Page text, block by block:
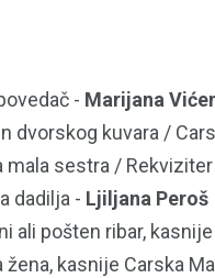
- Marijana
dvorskog kuvara /
mala sestra /
dadilja - Ljiljana Peroš
ali pošten ribar,
žena, kasnije Carska